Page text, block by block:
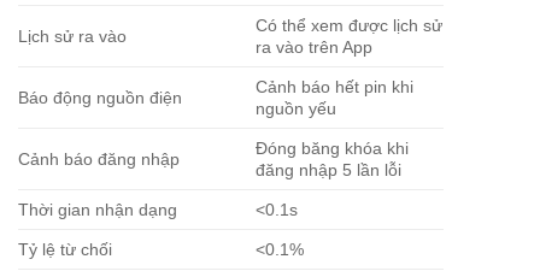
Lịch sử ra vào
Có thể xem được lịch sử
ra vào trên App
Báo động nguồn điện
Cảnh báo hết pin khi
nguồn yếu
Cảnh báo đăng nhập
Đóng băng khóa khi
đăng nhập 5 lần lỗi
Thời gian nhận dạng <0.1s
Tỷ lệ từ chối <0.1%